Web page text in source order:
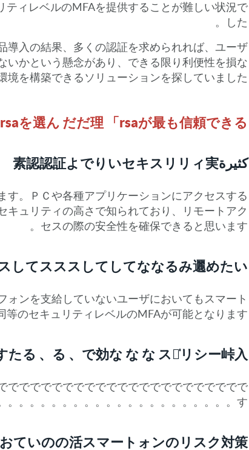
ティレベルのMFAを提供することが難しい状況で
した。
導入の結果、多くの認証を求められれば、ユーザ
いかという懸念があり、できる限り利便性を損な
境を構築できるソリューションを探していました。
rsaを選ん だだ理 「rsaが最も信頼できる
كثيرة素認認証よでりいセキスリリィ実
。ＰＣや各種アプリケーションにアクセスする
ュリティの高さで知られており、リモートアク
セスの際の安全性を確保できると思います。
してスススしてしてななるみ邐めたい
ォンを支給していないユーザにおいてもスマート
が可能となります。。。。。。。。。。。。。。。。。。。。。。。。。。。。。。。。。。。。。。。。。。。。。。。。。。。。。。
る 、る 、で効な な な スセ̍リシー峠入
でででででででででででででででででででででで
す。。。。。。。。。。。。。。。。。。。。。。。。。。。。。。。。。。。。。。。。。。。。。。。。。。。。。。。。。。。。。。。。。。。。。。。。。。。。。。。。。。。。。。。。。。。。。。。。。。。。。。。。。。。。。。。。
ていのの活スマートォンのリスク対策